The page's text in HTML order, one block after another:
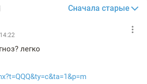
Сначала старые
легко